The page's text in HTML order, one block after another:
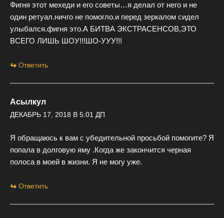
Фигня этот мехеди и его советы…я делал от него и не
один ретуал.ничго не помогло.и перед зеркалом сидел
улыбался.фигня это.А БИТВА ЭКСТРАСЕНСОВ,ЭТО
ВСЕГО ЛИШЬ ШОУ!!!ШО-УУУ!!!
Ответить
Асылкул
ДЕКАБРЬ 17, 2018 В 5:01 ДП
Я обращаюсь к вам с убедительной просьбой помогите? Я
попала в долговую яму .Когда же закончится черная
полоса в моей в жизни. Я не могу уже.
Ответить